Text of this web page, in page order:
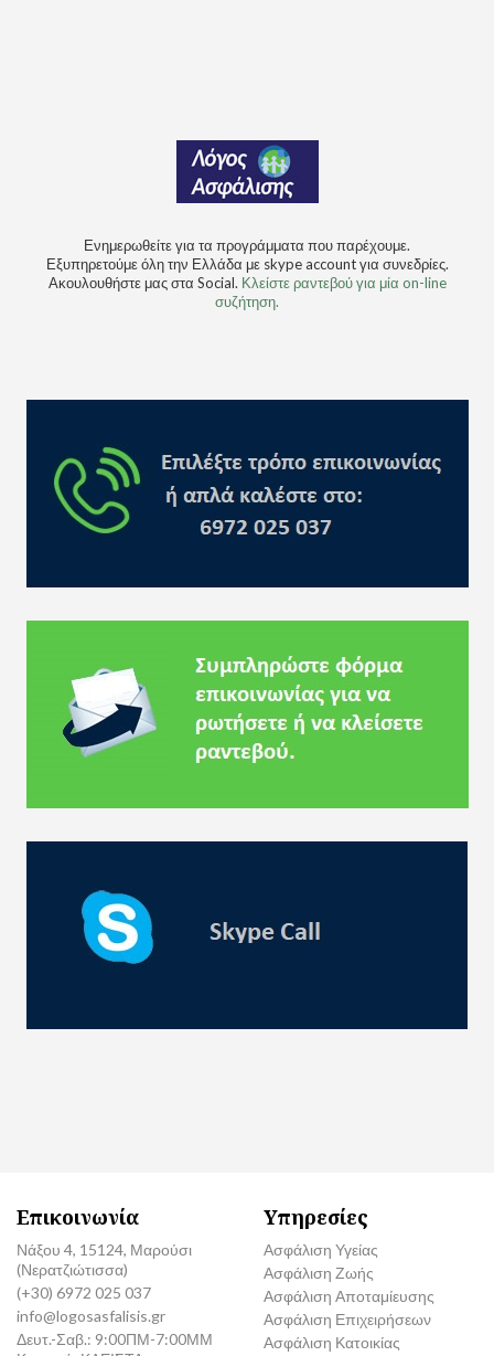
Ενημερωθείτε για τα προγράμματα που παρέχουμε.
Εξυπηρετούμε όλη την Ελλάδα με skype account για συνεδρίες.
Ακουλουθήστε μας στα Social. Κλείστε ραντεβού για μία on-line
συζήτηση.
Επικοινωνία
Νάξου 4, 15124, Μαρούσι
(Νερατζιώτισσα)
(+30) 6972 025 037
info@logosasfalisis.gr
Δευτ.-Σαβ.: 9:00ΠΜ-7:00ΜΜ
Υπηρεσίες
Ασφάλιση Υγείας
Ασφάλιση Ζωής
Ασφάλιση Αποταμίευσης
Ασφάλιση Επιχειρήσεων
Ασφάλιση Κατοικίας